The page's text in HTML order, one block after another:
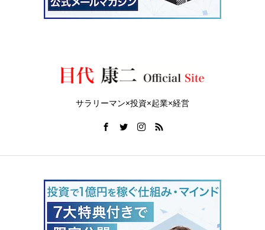
サラリーマン×投資×起業×経営